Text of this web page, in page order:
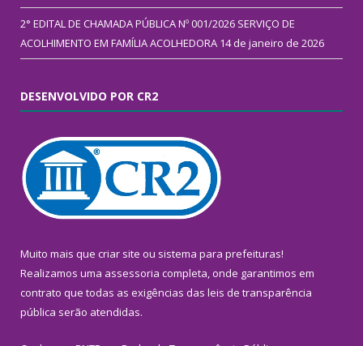
2° EDITAL DE CHAMADA PÚBLICA Nº 001/2026 SERVIÇO DE
ACOLHIMENTO EM FAMÍLIA ACOLHEDORA 14 de janeiro de 2026
DESENVOLVIDO POR CR2
Muito mais que criar site ou sistema para prefeituras!
Realizamos uma assessoria completa, onde garantimos em
contrato que todas as exigências das leis de transparência
pública serão atendidas.